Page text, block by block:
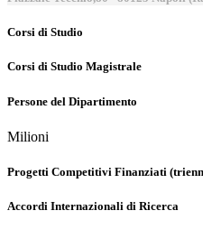
Corsi di Studio
Corsi di Studio Magistrale
Persone del Dipartimento
Milioni
Progetti Competitivi Finanziati
Accordi Internazionali di Ricerca